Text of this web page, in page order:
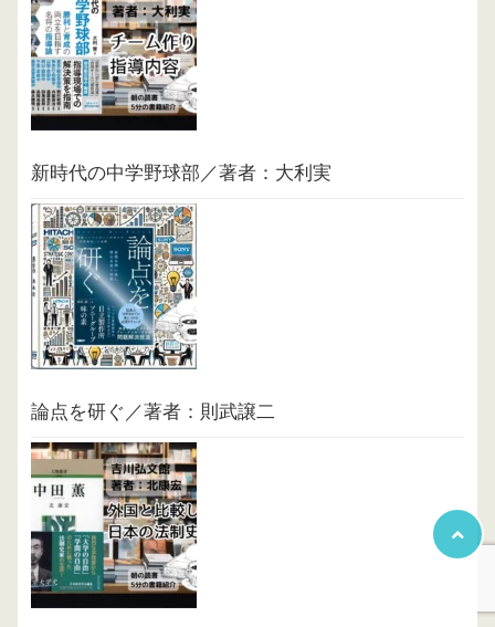
新時代の中学野球部／著者：大利実
論点を研ぐ／著者：則武譲二